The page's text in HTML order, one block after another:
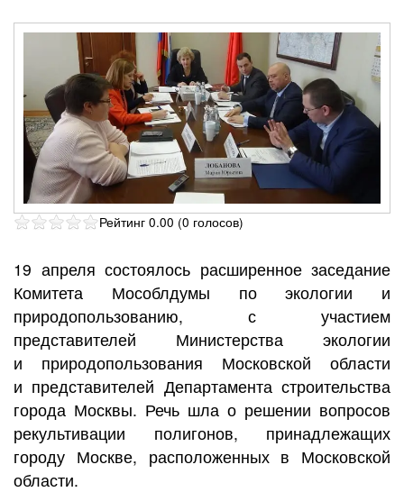
Рейтинг 0.00 (0 голосов)
19 апреля состоялось расширенное заседание
Комитета Мособлдумы по экологии и
природопользованию, с участием
представителей Министерства экологии
и природопользования Московской области
и представителей Департамента строительства
города Москвы. Речь шла о решении вопросов
рекультивации полигонов, принадлежащих
городу Москве, расположенных в Московской
области.